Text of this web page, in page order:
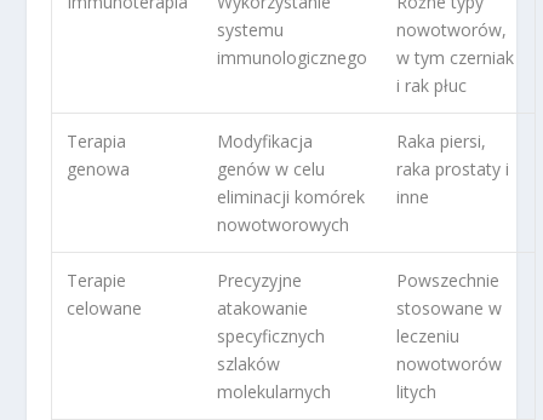
systemu
immunologicznego
nowotworów,
w tym czerniak
i rak płuc
Terapia
genowa
Modyfikacja
genów w celu
eliminacji komórek
nowotworowych
Raka piersi,
raka prostaty i
inne
Terapie
celowane
Precyzyjne
atakowanie
specyficznych
szlaków
molekularnych
Powszechnie
stosowane w
leczeniu
nowotworów
litych